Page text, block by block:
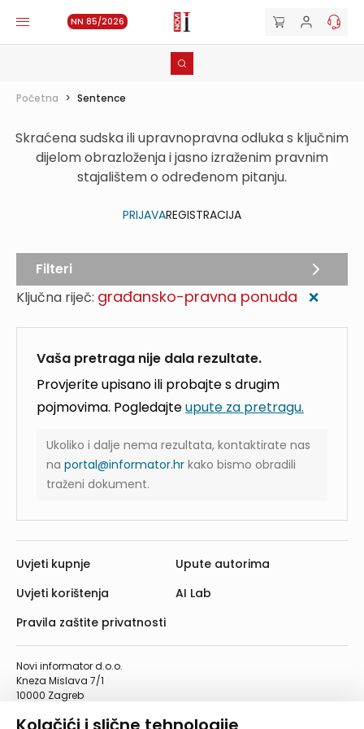
NN 85/2026
Početna > Sentence
Skraćena sudska ili upravnopravna odluka s ključnim
dijelom obrazloženja i jasno izraženim pravnim
stajalištem o određenom pitanju.
PRIJAVAREGISTRACIJA
Ključna riječ: građansko-pravna ponuda ❌
Vaša pretraga nije dala rezultate.
Provjerite upisano ili probajte s drugim
pojmovima. Pogledajteupute za pretragu.
Ukoliko i dalje nema rezultata, kontaktirate nas
na portal@informator.hr kako bismo obradili
traženi dokument.
Filteri
Novi informator d.o.o.
Kneza Mislava 7/1
10000 Zagreb
Telefaks: 01/4612-553
Uvjeti kupnje
Uvjeti korištenja
Pravila zaštite privatnosti
Upute autorima
AI Lab